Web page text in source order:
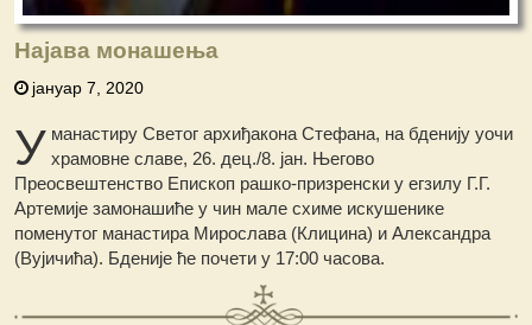
Најава монашења
јануар 7, 2020
У манастиру Светог архиђакона Стефана, на бденију уочи
храмовне славе, 26. дец./8. јан. Његово
Преосвештенство Епископ рашко-призренски у егзилу Г.Г.
Артемије замонашиће у чин мале схиме искушенике
поменутог манастира Мирослава (Клицина) и Александра
(Вујичића). Бденије ће почети у 17:00 часова.